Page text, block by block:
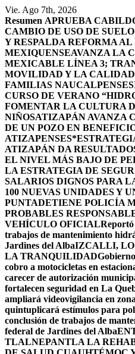
Saltar
al
contenido
Vie. Ago 7th, 2026
Resumen APRUEBA
CAMBIO DE USO DE
Y RESPALDA REFORMA
MEXIQUENSEAVANZA LA
MEXICABLE LÍNEA 3;
MOVILIDAD Y LA
FAMILIAS NAUCALPENSES
CURSO DE VERANO
FOMENTAR LA CULTURA
NIÑOSATIZAPÁN AVANZA
DE UN POZO EN
ATIZAPENSES
ATIZAPÁN DA
EL NIVEL MÁS BAJO DE
LA ESTRATEGIA DE
SALARIOS DIGNOS PARA
100 NUEVAS UNIDADES Y
PUNTADETIENE POLICÍA
PROBABLES
VEHÍCULO OFICIAL
trabajos de mantenimiento
Jardines del AlbaIZCALLI,
LA TRANQUILIDAD
cobro a motocicletas en
carecer de autorización
fortalecen seguridad en La
ampliará videovigilancia en
quintuplicará estímulos para
conclusión de trabajos de
federal de Jardines del Alba
TLALNEPANTLA LA